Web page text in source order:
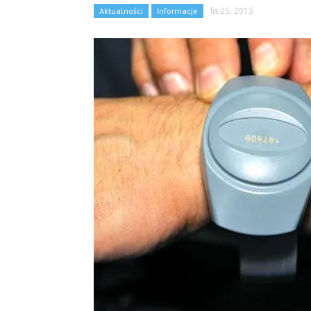
Aktualności Informacje lis 25, 2015